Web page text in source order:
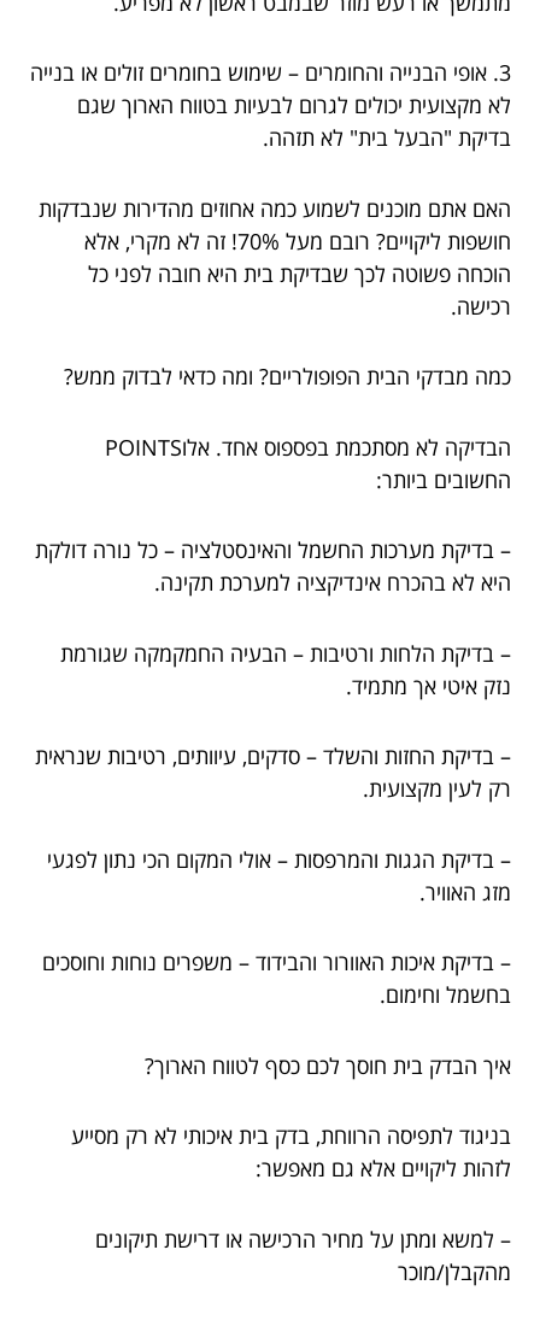
3. אופי הבנייה והחומרים – שימוש בחומרים זולים או בנייה
לא מקצועית יכולים לגרום לבעיות בטווח הארוך שגם
בדיקת "הבעל בית" לא תזהה.
האם אתם מוכנים לשמוע כמה אחוזים מהדירות שנבדקות
חושפות ליקויים? רובם מעל 70%! זה לא מקרי, אלא
הוכחה פשוטה לכך שבדיקת בית היא חובה לפני כל
רכישה.
כמה מבדקי הבית הפופולריים? ומה כדאי לבדוק ממש?
הבדיקה לא מסתכמת בפספוס אחד. אלוPOINTS
החשובים ביותר:
– בדיקת מערכות החשמל והאינסטלציה – כל נורה דולקת
היא לא בהכרח אינדיקציה למערכת תקינה.
– בדיקת הלחות ורטיבות – הבעיה החמקמקה שגורמת
נזק איטי אך מתמיד.
– בדיקת החזות והשלד – סדקים, עיוותים, רטיבות שנראית
רק לעין מקצועית.
– בדיקת הגגות והמרפסות – אולי המקום הכי נתון לפגעי
מזג האוויר.
– בדיקת איכות האוורור והבידוד – משפרים נוחות וחוסכים
בחשמל וחימום.
איך הבדק בית חוסך לכם כסף לטווח הארוך?
בניגוד לתפיסה הרווחת, בדק בית איכותי לא רק מסייע
לזהות ליקויים אלא גם מאפשר:
– למשא ומתן על מחיר הרכישה או דרישת תיקונים
מהקבלן/מוכר